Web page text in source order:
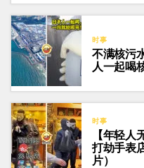
时事
不满核污
人一起喝
时事
【年轻人
打劫手表
片）